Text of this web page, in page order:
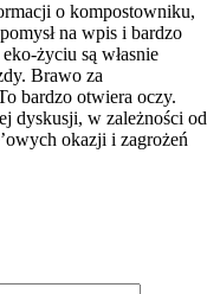
o kompostowniku,
na wpis i bardzo
życiu są własnie
Brawo za
bardzo otwiera oczy.
dyskusji, w zależności od
okazji i zagrożeń